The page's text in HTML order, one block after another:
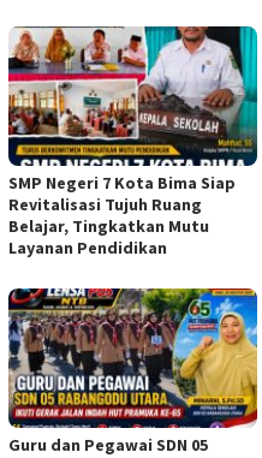
SMP Negeri 7 Kota Bima Siap
Revitalisasi Tujuh Ruang
Belajar, Tingkatkan Mutu
Layanan Pendidikan
Guru dan Pegawai SDN 05